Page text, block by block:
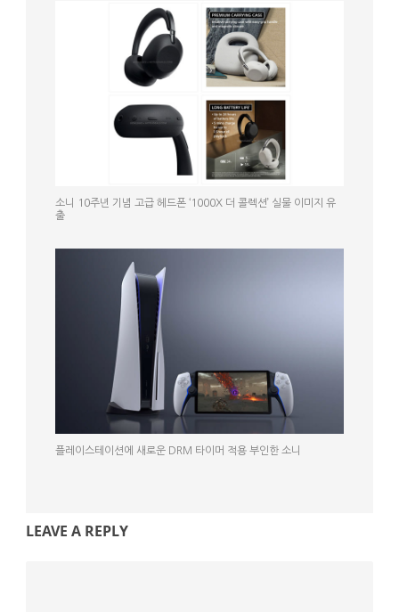
소니 10주년 기념 고급 헤드폰 ‘1000X 더 콜렉션’ 실물 이미지 유
출
플레이스테이션에 새로운 DRM 타이머 적용 부인한 소니
LEAVE A REPLY